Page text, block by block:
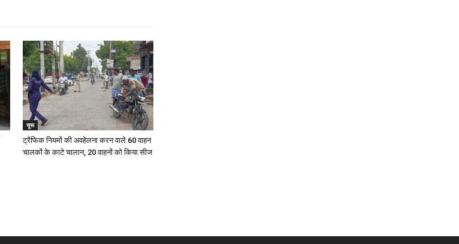
चूरू
ट्रैफिक नियमों की अवहेलना करन वाले 60 वाहन
चालकों के काटे चालान, 20 वाहनों को किया सीज